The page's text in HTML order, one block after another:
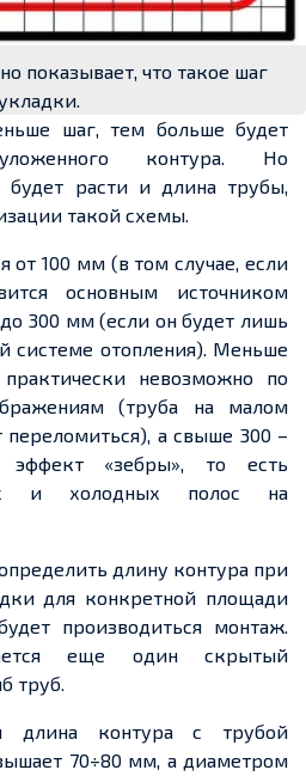
показывает, что такое шаг
шаг, тем больше будет
контура. Но
расти и длина трубы,
такой схемы.
от 100 мм (в том случае, если
основным источником
300 мм (если он будет лишь
системе отопления). Меньше
невозможно по
(труба на малом
а свыше 300 –
эффект «зебры», то есть
и холодных полос на
длину контура при
для конкретной площади
производиться монтаж.
еще один скрытый
труб.
длина контура с трубой
70÷80 мм, а диаметром